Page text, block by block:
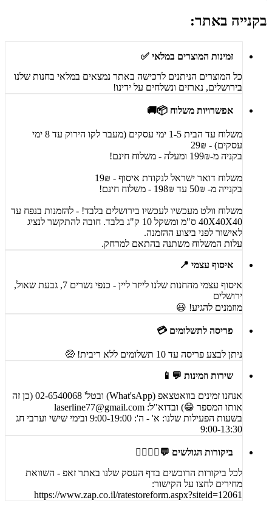
בקנייה באתר:
זמינות המוצרים במלאי ✅
כל המוצרים הניתנים לרכישה באתר נמצאים במלאי בחנות שלנו
בירושלים, נארזים ונשלחים על ידינו!
אפשרויות משלוח 📦🚚
משלוח עד הבית 1-5 ימי עסקים (מעבר לקו הירוק עד 8 ימי
עסקים) - 29₪
בקניה מ-199₪ ומעלה - משלוח חינם!
משלוח דואר ישראל לנקודת איסוף - 19₪
בקנייה מ- 50₪ עד 198₪ - משלוח חינם!
משלוח וולט מעכשיו לעכשיו בירושלים בלבד! - להזמנות בנפח עד
40X40X40 ס"מ ומשקל 10 ק"ג בלבד. חובה להתקשר לנציג
לאישור לפני ביצוע ההזמנה.
עלות המשלוח משתנה בהתאם למרחק.
איסוף עצמי 📍
איסוף עצמי מהחנות שלנו לייזר ליין - כנפי נשרים 7, גבעת שאול,
ירושלים
מוזמנים להגיע! 😃
פריסה לתשלומים 💳
ניתן לבצע פריסה עד 10 תשלומים ללא ריבית! 🤑
שירות וזמינות 💬📱
אנחנו זמינים בוואטצאפ (What'sApp) ובטל' 02-6540068 (כן זה
אותו המספר 😁) ובדוא"ל: laserline77@gmail.com
בשעות הפעילות שלנו: א' - ה': 9:00-19:00 ובימי שישי וערבי חג
9:00-13:30
ביקורות הגולשים 💬🙋‍♀️🙋‍♂️
לכל ביקורות הרוכשים בדף העסק שלנו באתר זאפ - השוואת
מחירים לחצו על הקישור:
https://www.zap.co.il/ratestoreform.aspx?siteid=12061